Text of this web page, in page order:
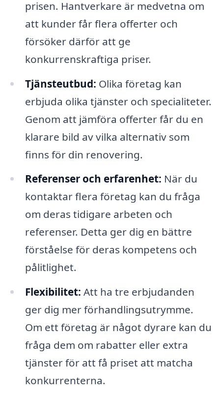
prisen. Hantverkare är medvetna om
att kunder får flera offerter och
försöker därför att ge
konkurrenskraftiga priser.
Tjänsteutbud: Olika företag kan
erbjuda olika tjänster och specialiteter.
Genom att jämföra offerter får du en
klarare bild av vilka alternativ som
finns för din renovering.
Referenser och erfarenhet: När du
kontaktar flera företag kan du fråga
om deras tidigare arbeten och
referenser. Detta ger dig en bättre
förståelse för deras kompetens och
pålitlighet.
Flexibilitet: Att ha tre erbjudanden
ger dig mer förhandlingsutrymme.
Om ett företag är något dyrare kan du
fråga dem om rabatter eller extra
tjänster för att få priset att matcha
konkurrenterna.